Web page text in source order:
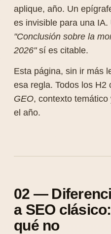
aplique, año. Un
es invisible para una
"Conclusión sobre la
2026"sí es citable.
Esta página, sin ir más
esa regla. Todos los H2
GEO, contexto
el año.
02 —
a SEO
qué no